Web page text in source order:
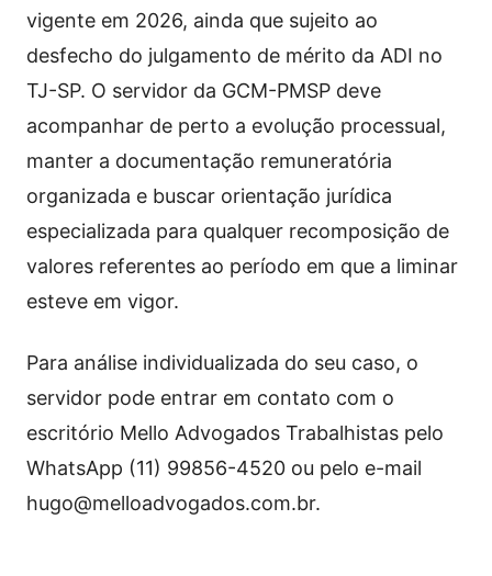
vigente em 2026, ainda que sujeito ao
desfecho do julgamento de mérito da ADI no
TJ-SP. O servidor da GCM-PMSP deve
acompanhar de perto a evolução processual,
manter a documentação remuneratória
organizada e buscar orientação jurídica
especializada para qualquer recomposição de
valores referentes ao período em que a liminar
esteve em vigor.
Para análise individualizada do seu caso, o
servidor pode entrar em contato com o
escritório Mello Advogados Trabalhistas pelo
WhatsApp (11) 99856-4520 ou pelo e-mail
hugo@melloadvogados.com.br.